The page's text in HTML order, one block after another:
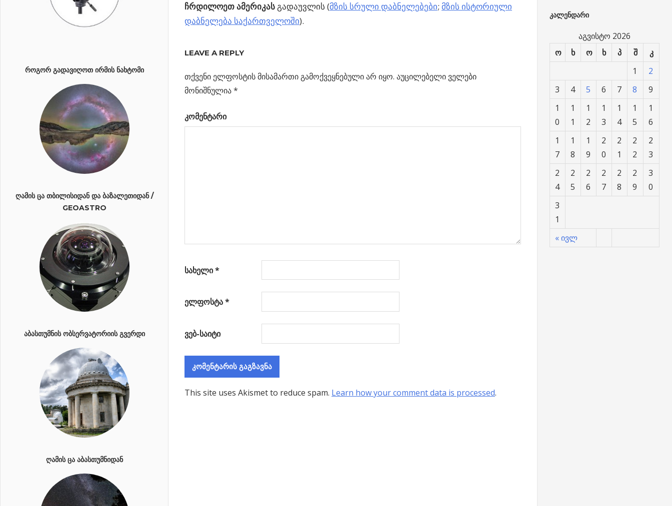
ჩრდილოეთ ამერიკასგადაუვლის (მზის სრული დაბნელებები; მზის ისტორიული
დაბნელება საქართველოში).
ნავიგაცია
Previous
ირმის
ზემასიური
შავი ხვრელის
ველის ახალი
LEAVE A REPLY
თქვენი ელფოსტის მისამართი გამოქვეყნებული არ იყო. აუცილებელი ველები
მონიშნულია*
კომენტარი
სახელი*
ელფოსტა*
ვებ-საიტი
This site uses Akismet to reduce spam. Learn how your comment data is processed.
ᲠᲝᲒᲝᲠ ᲒᲐᲓᲐᲕᲘᲦᲝᲗ ᲘᲠᲛᲘᲡ ᲜᲐᲮᲢᲝᲛᲘ
ᲦᲐᲛᲘᲡ ᲪᲐ ᲗᲑᲘᲚᲘᲡᲘᲓᲐᲜ ᲓᲐ ᲑᲐᲖᲐᲚᲔᲗᲘᲓᲐᲜ /
GEOASTRO
ᲐᲑᲐᲡᲗᲣᲛᲜᲘᲡ ᲝᲑᲡᲔᲠᲕᲐᲢᲝᲠᲘᲘᲡ ᲒᲕᲔᲠᲓᲘ
ᲦᲐᲛᲘᲡ ᲪᲐ ᲐᲑᲐᲡᲗᲣᲛᲜᲘᲓᲐᲜ
ᲙᲐᲚᲔᲜᲓᲐᲠᲘ
აგვისტო 2026
ო
ხ ო ხ პ შ კ
« ივლ
1
2
3
4 5 6 7 8
9
1
0
1
1
1
2
1
3
1
4
1
5
1
6
1
7
1
8
1
9
2
0
2
1
2
2
2
3
2
4
2
5
2
6
2
7
2
8
2
9
3
0
3
1